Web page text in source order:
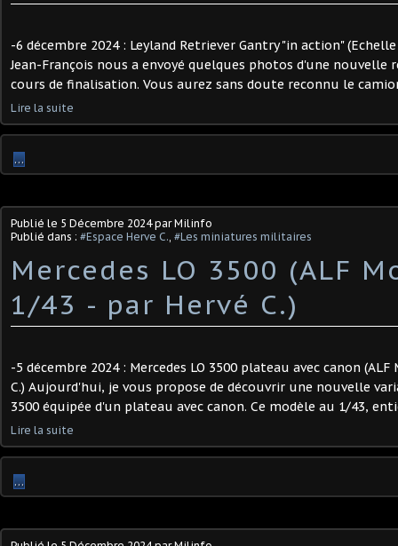
-6 décembre 2024 : Leyland Retriever Gantry "in action"
Jean-François nous a envoyé quelques photos d'une nouvelle
cours de finalisation. Vous aurez sans doute reconnu le
Lire la suite
…
Publié le 5 Décembre 2024par Milinfo
Publié dans : #Espace Herve C., #Les miniatures militaires
Mercedes LO 3500 (ALF
1/43 - par Hervé C.) ​
-5 décembre 2024 : Mercedes LO 3500 plateau avec canon
C.) Aujourd'hui, je vous propose de découvrir une nouvelle
3500 équipée d'un plateau avec canon. Ce modèle au 1/43,
Lire la suite
…